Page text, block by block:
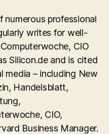
numerous professional
writes for well-
CIO
Silicon.de and is cited
media – including New
Handelsblatt,
CIO,
Business Manager.